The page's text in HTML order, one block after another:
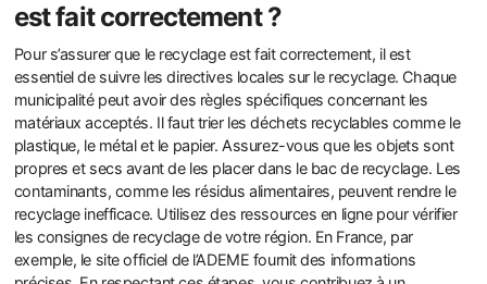
est fait correctement ?
Pour s’assurer que le recyclage est fait correctement, il est
essentiel de suivre les directives locales sur le recyclage. Chaque
municipalité peut avoir des règles spécifiques concernant les
matériaux acceptés. Il faut trier les déchets recyclables comme le
plastique, le métal et le papier. Assurez-vous que les objets sont
propres et secs avant de les placer dans le bac de recyclage. Les
contaminants, comme les résidus alimentaires, peuvent rendre le
recyclage inefficace. Utilisez des ressources en ligne pour vérifier
les consignes de recyclage de votre région. En France, par
exemple, le site officiel de l’ADEME fournit des informations